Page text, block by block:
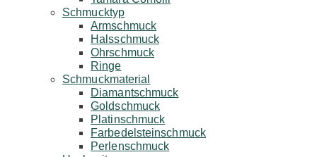
Schmucktyp
Armschmuck
Halsschmuck
Ohrschmuck
Ringe
Schmuckmaterial
Diamantschmuck
Goldschmuck
Platinschmuck
Farbedelsteinschmuck
Perlenschmuck